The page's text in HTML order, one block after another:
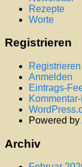
Rezepte
Worte
Registrieren
Registrieren
Anmelden
Eintrags-
Powered by
Archiv